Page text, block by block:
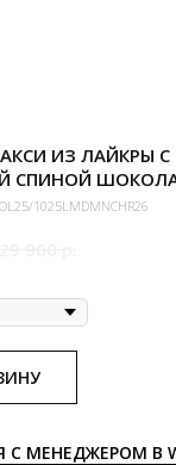
ИЗ ЛАЙКРЫ
СПИНОЙ
1025LMDMNCHR26
С МЕНЕДЖЕРОМ В